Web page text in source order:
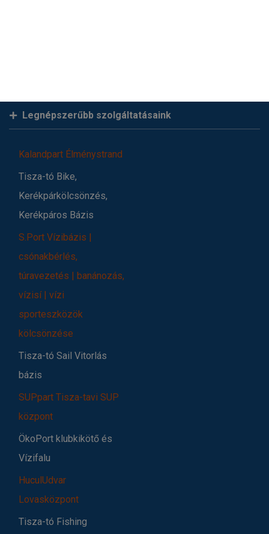
Legnépszerűbb szolgáltatásaink
Kalandpart Élménystrand
Tisza-tó Bike,
Kerékpárkölcsönzés,
Kerékpáros Bázis
S.Port Vízibázis |
csónakbérlés,
túravezetés | banánozás,
vízisí | vízi
sporteszközök
kölcsönzése
Tisza-tó Sail Vitorlás
bázis
SUPpart Tisza-tavi SUP
központ
ÖkoPort klubkikötő és
Vízifalu
HuculUdvar
Lovasközpont
Tisza-tó Fishing